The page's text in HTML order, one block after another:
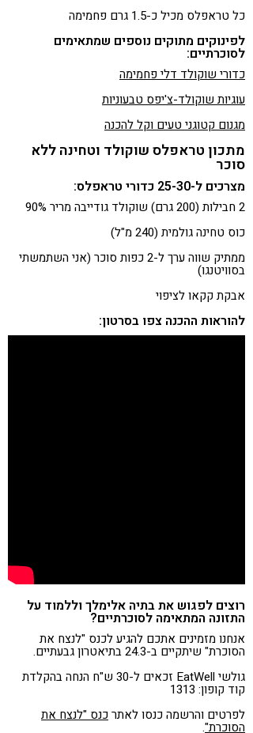
כל טראפלס מכיל כ-1.5 גרם פחמימה
לפינוקים מתוקים נוספים שמתאימים
לסוכרתיים:
כדורי שוקולד דלי פחמימה
עוגיות שוקולד-צ'יפס טבעוניות
מגנום קטוגני טעים וקל להכנה
מתכון טראפלס שוקולד וטחינה ללא
סוכר
מצרכים ל-25-30 כדורי טראפלס:
2 חבילות (200 גרם) שוקולד גודייבה מריר 90%
כוס טחינה גולמית (240 מ"ל)
ממתיק שווה ערך ל-2 כפות סוכר (אני השתמשתי
בסוויטנגו)
אבקת קקאו לציפוי
להוראות ההכנה צפו בסרטון:
רוצים לפגוש את בתיה אלימלך וללמוד על
התזונה המתאימה לסוכרתיים?
אנחנו מזמינים אתכם להגיע לכנס "לנצח את
הסוכרת" שיתקיים ב-24.3 בתיאטרון גבעתיים.
גולשי EatWell זכאים ל-30 ש"ח הנחה בהקלדת
קוד קופון: 1313
לפרטים והרשמה כנסו לאתרכנס "לנצח את
הסוכרת".